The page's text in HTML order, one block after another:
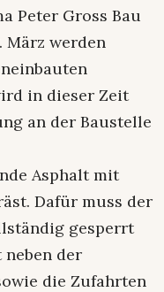
Peter Gross Bau
März werden
in dieser Zeit
an der Baustelle
Asphalt mit
Dafür muss der
gesperrt
der
die Zufahrten